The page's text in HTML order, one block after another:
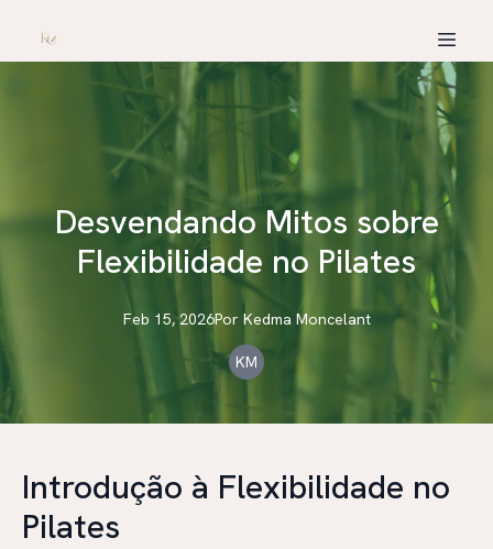
Desvendando Mitos sobre
Flexibilidade no Pilates
Feb 15, 2026Por Kedma Moncelant
KM
Introdução à Flexibilidade no
Pilates